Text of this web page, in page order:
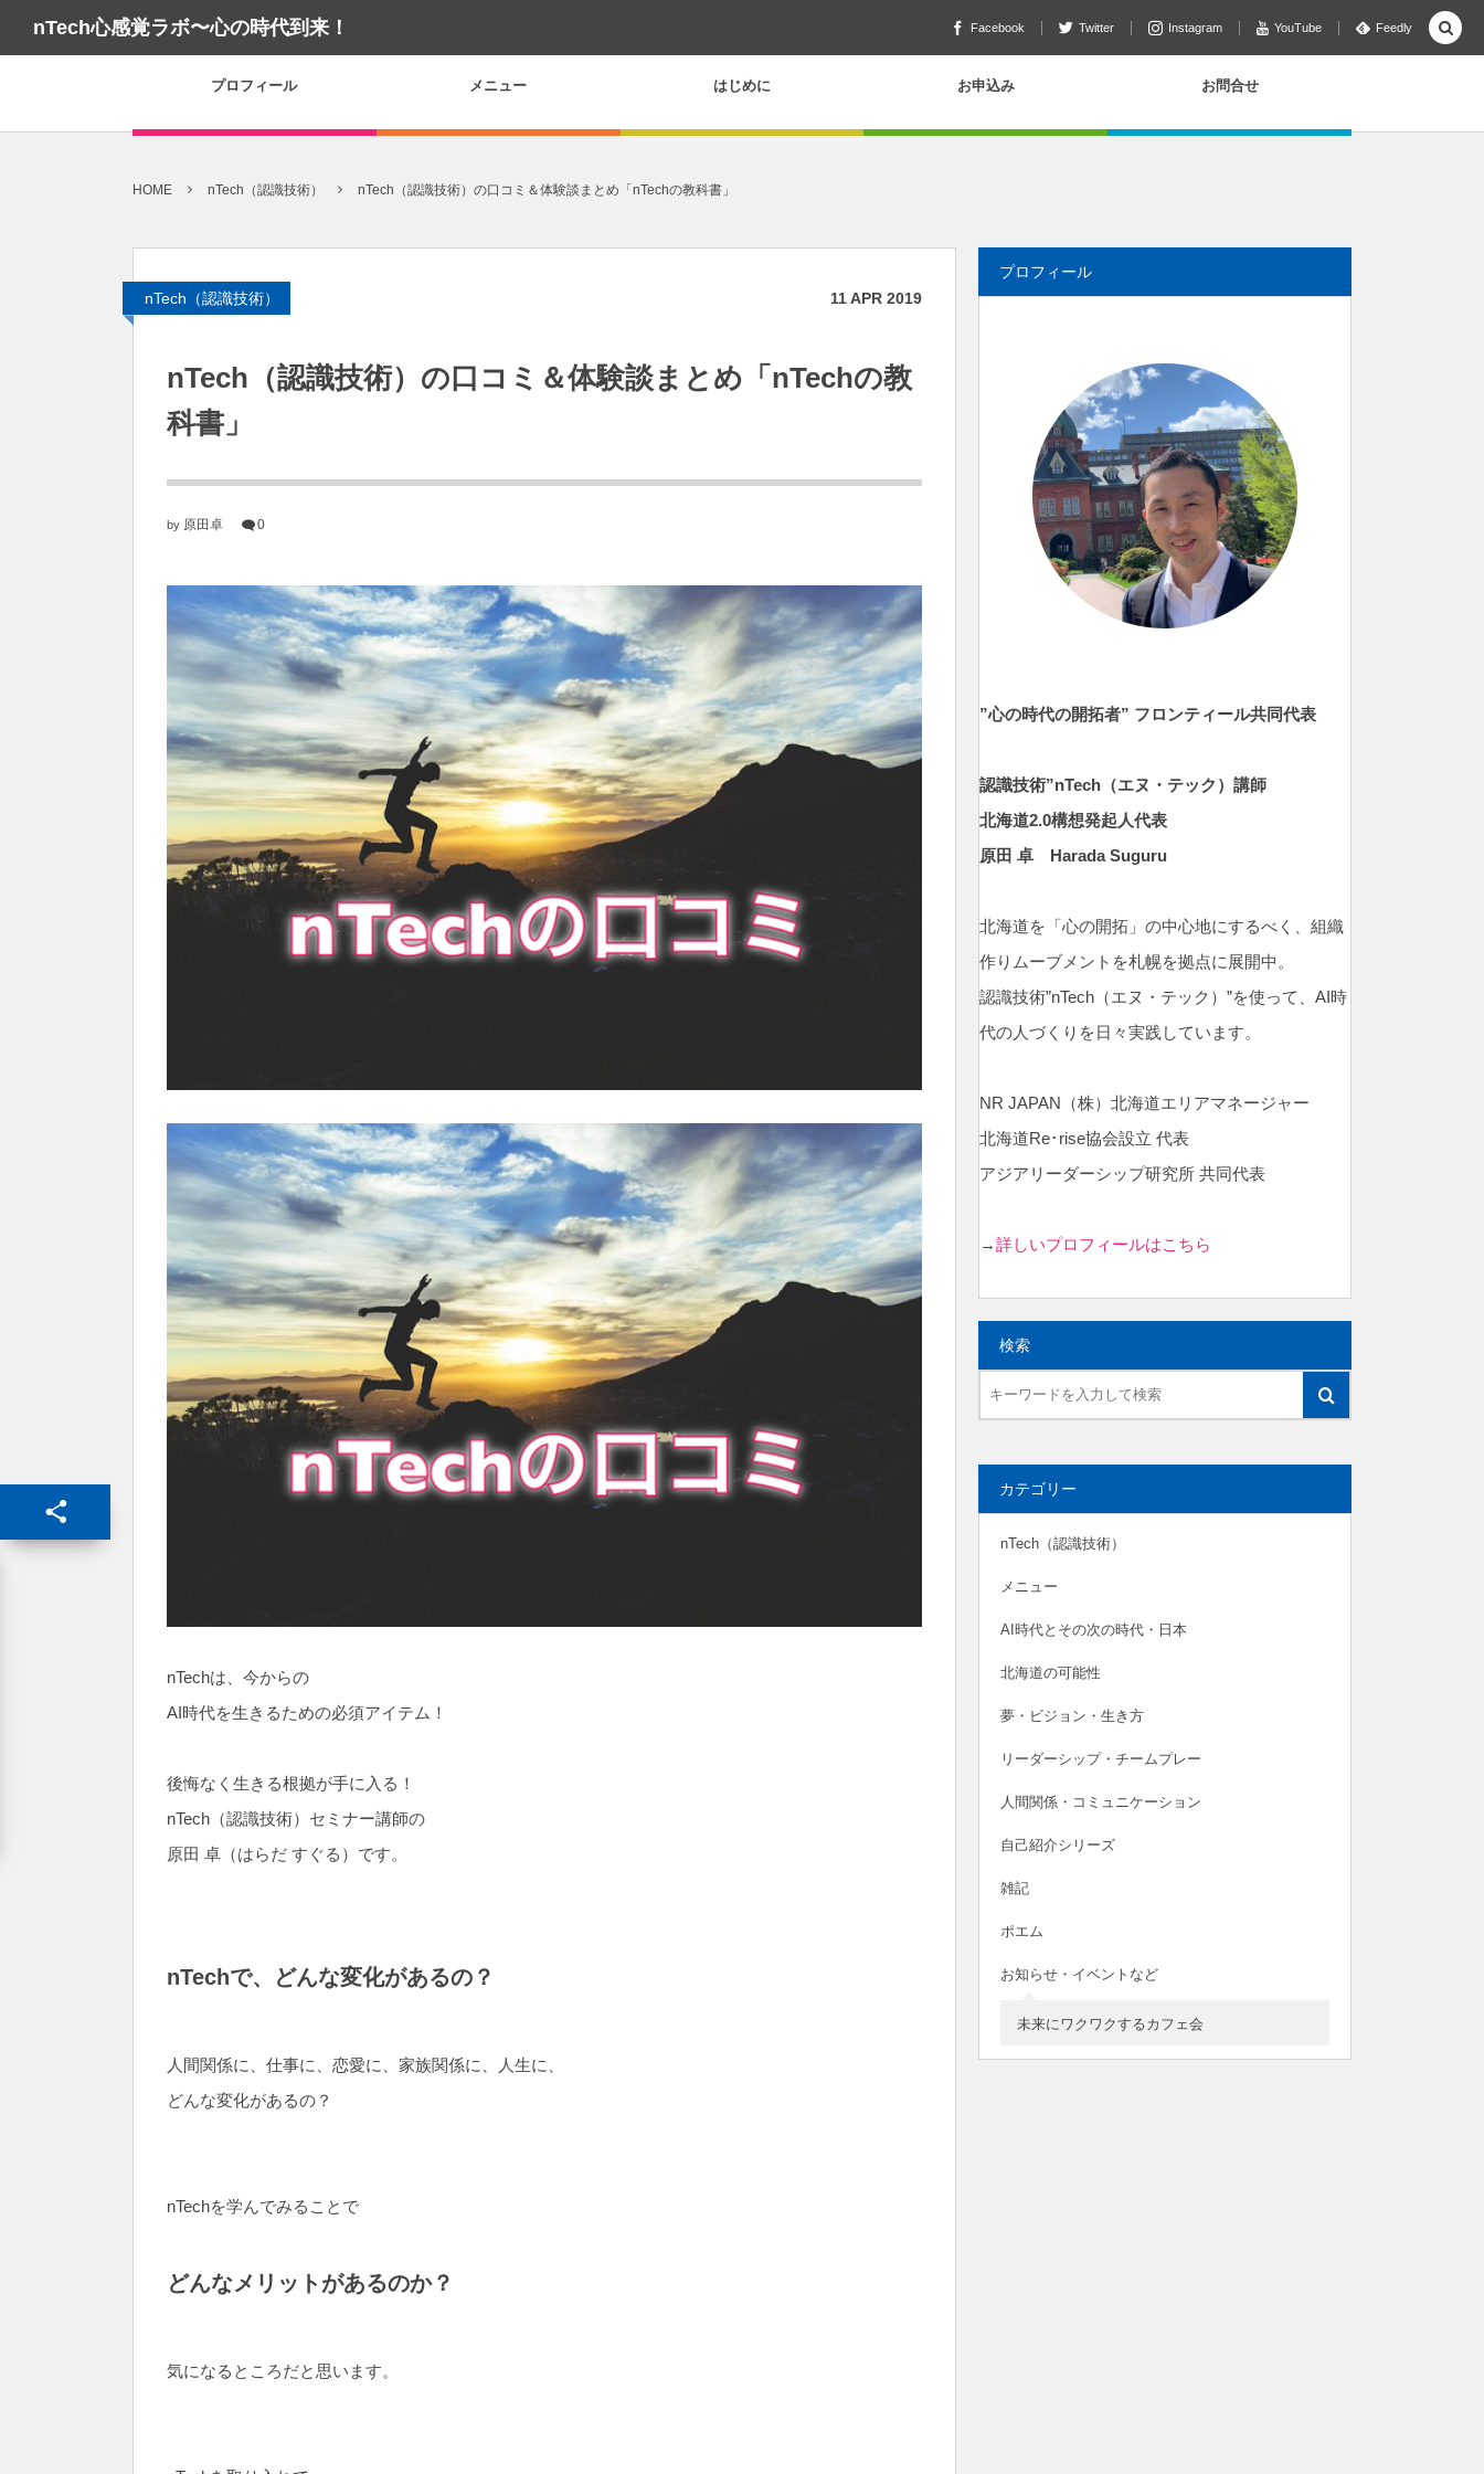
nTech心感覚ラボ〜心の時代到来！ Facebook Twitter Instagram YouTube Feedly
プロフィール メニュー はじめに お申込み お問合せ
HOME nTech（認識技術） nTech（認識技術）の口コミ＆体験談まとめ「nTechの教科書」
nTech（認識技術） 11APR 2019
nTech（認識技術）の口コミ＆体験談まとめ「nTechの教
科書」
by 原田卓 0
nTechは、今からの
AI時代を生きるための必須アイテム！
後悔なく生きる根拠が手に入る！
nTech（認識技術）セミナー講師の
原田 卓（はらだ すぐる）です。
nTechで、どんな変化があるの？
人間関係に、仕事に、恋愛に、家族関係に、人生に、
どんな変化があるの？
nTechを学んでみることで
どんなメリットがあるのか？
気になるところだと思います。
プロフィール
”心の時代の開拓者” フロンティール共同代表
認識技術”nTech（エヌ・テック） 講師
北海道2.0構想発起人代表
原田 卓 Harada Suguru
北海道を「心の開拓」の中心地にするべく、組織
作りムーブメントを札幌を拠点に展開中。
認識技術”nTech（エヌ・テック）”を使って、AI時
代の人づくりを日々実践しています。
NR JAPAN（株）北海道エリアマネージャー
北海道Re･rise協会設立 代表
アジアリーダーシップ研究所 共同代表
→詳しいプロフィールはこちら
検索
カテゴリー
nTech（認識技術）
メニュー
AI時代とその次の時代・日本
北海道の可能性
夢・ビジョン・生き方
リーダーシップ・チームプレー
人間関係・コミュニケーション
自己紹介シリーズ
雑記
ポエム
お知らせ・イベントなど
未来にワクワクするカフェ会